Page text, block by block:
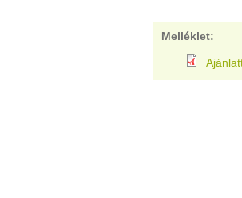
Melléklet: